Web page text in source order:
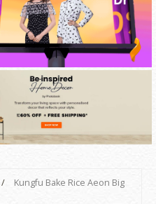
/
Kungfu Bake Rice Aeon Big